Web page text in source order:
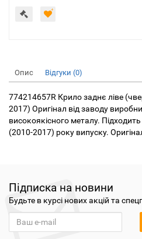
Опис Відгуки (0)
774214657R Крило заднє ліве
2017) Оригінал від заводу
високоякісного металу.
(2010-2017) року випуску.
Підписка на новини
Будьте в курсі нових акцій та